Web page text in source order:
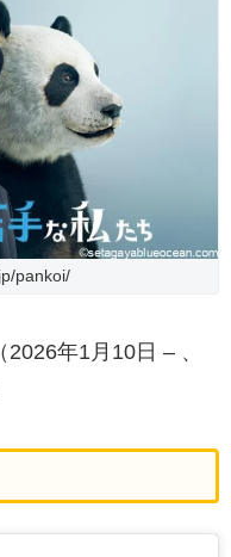
pankoi/
年1月10日 – 、